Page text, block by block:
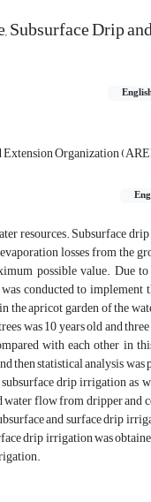
Drip
Organization
resources. Subsurface
losses from the
possible value. Due
conducted to implement
the apricot garden of the
was 10 years old and
with each other in
then statistical analysis
drip irrigation as
water flow from dripper and
and surface drip
drip irrigation was